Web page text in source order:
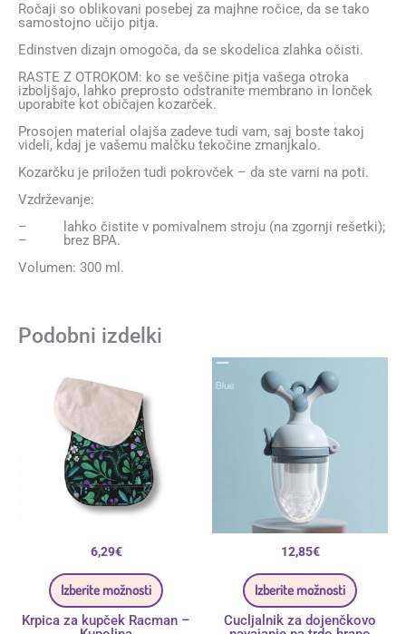
Ročaji so oblikovani posebej za majhne ročice, da se tako
samostojno učijo pitja.
Edinstven dizajn omogoča, da se skodelica zlahka očisti.
RASTE Z OTROKOM: ko se veščine pitja vašega otroka
izboljšajo, lahko preprosto odstranite membrano in lonček
uporabite kot običajen kozarček.
Prosojen material olajša zadeve tudi vam, saj boste takoj
videli, kdaj je vašemu malčku tekočine zmanjkalo.
Kozarčku je priložen tudi pokrovček – da ste varni na poti.
Vzdrževanje:
– lahko čistite v pomivalnem stroju (na zgornji rešetki);
– brez BPA.
Volumen: 300 ml.
Podobni izdelki
6,29€
Izberite možnosti
Krpica za kupček Racman –
12,85€
Izberite možnosti
Cucljalnik za dojenčkovo